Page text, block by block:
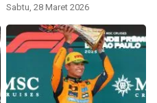
Sabtu, 28 Maret 2026